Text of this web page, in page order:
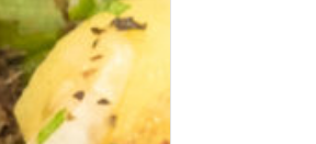
% Kichererbsen, fein gewürzt, mit
· ideal für Events & Buffets
€ für 1Platten